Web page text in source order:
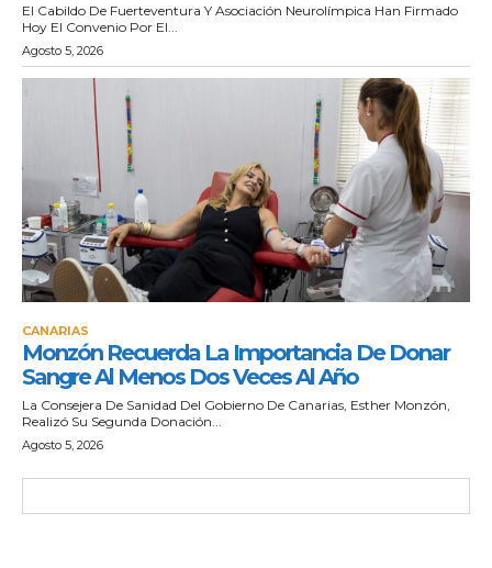
El Cabildo De Fuerteventura Y Asociación Neurolímpica Han Firmado
Hoy El Convenio Por El...
Agosto 5, 2026
CANARIAS
Monzón Recuerda La Importancia De Donar
Sangre Al Menos Dos Veces Al Año
La Consejera De Sanidad Del Gobierno De Canarias, Esther Monzón,
Realizó Su Segunda Donación...
Agosto 5, 2026